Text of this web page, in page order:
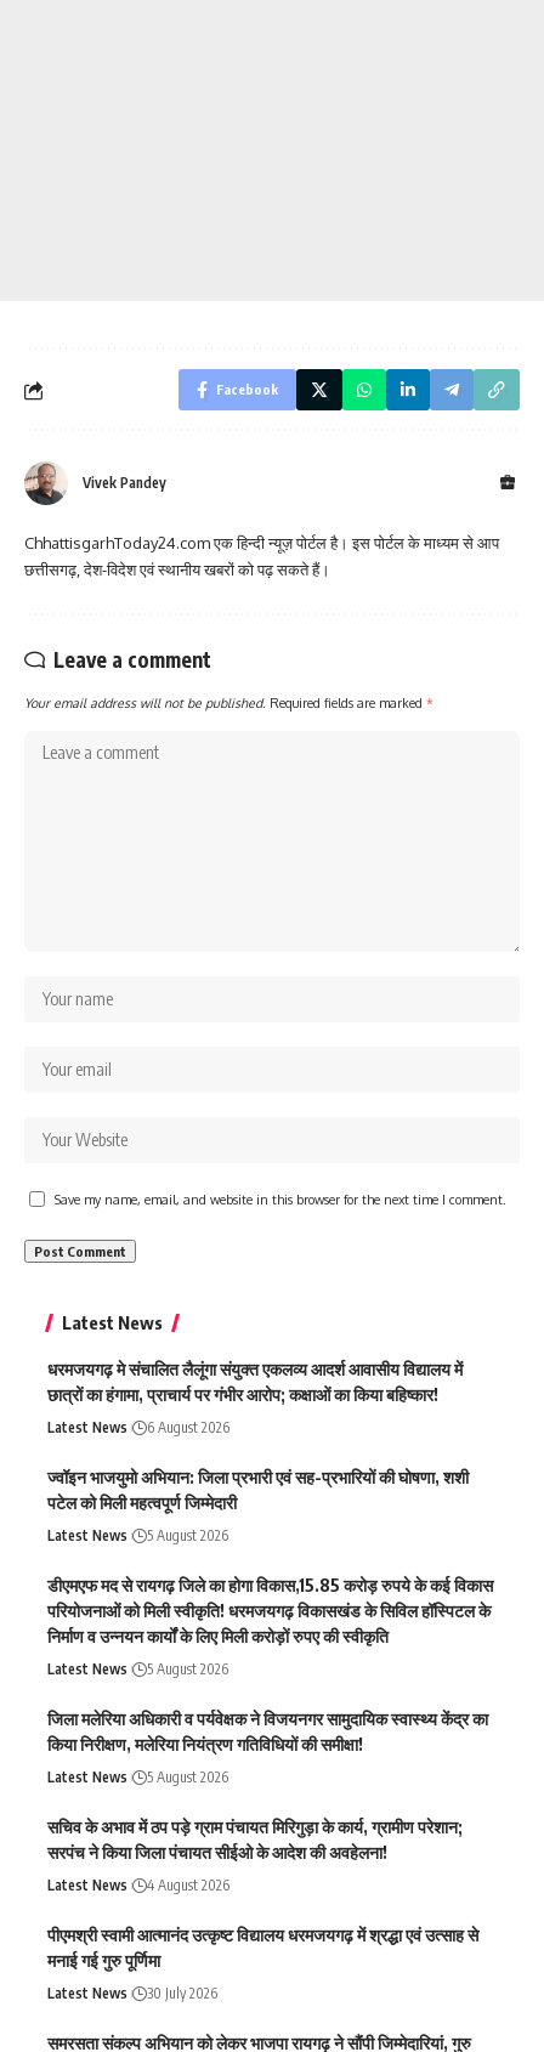
Facebook
Vivek Pandey
ChhattisgarhToday24.com एक हिन्दी न्यूज़ पोर्टल है। इस पोर्टल के माध्यम से आप
छत्तीसगढ़, देश-विदेश एवं स्थानीय खबरों को पढ़ सकते हैं।
Leave a comment
Your email address will not be published. Required fields are marked *
Save my name, email, and website in this browser for the next time I comment.
Latest News
धरमजयगढ़ मे संचालित लैलूंगा संयुक्त एकलव्य आदर्श आवासीय विद्यालय में
छात्रों का हंगामा, प्राचार्य पर गंभीर आरोप; कक्षाओं का किया बहिष्कार!
Latest News 6 August 2026
ज्वॉइन भाजयुमो अभियान: जिला प्रभारी एवं सह-प्रभारियों की घोषणा, शशी
पटेल को मिली महत्वपूर्ण जिम्मेदारी
Latest News 5 August 2026
डीएमएफ मद से रायगढ़ जिले का होगा विकास,15.85 करोड़ रुपये के कई विकास
परियोजनाओं को मिली स्वीकृति! धरमजयगढ़ विकासखंड के सिविल हॉस्पिटल के
निर्माण व उन्नयन कार्यों के लिए मिली करोड़ों रुपए की स्वीकृति
Latest News 5 August 2026
जिला मलेरिया अधिकारी व पर्यवेक्षक ने विजयनगर सामुदायिक स्वास्थ्य केंद्र का
किया निरीक्षण, मलेरिया नियंत्रण गतिविधियों की समीक्षा!
Latest News 5 August 2026
सचिव के अभाव में ठप पड़े ग्राम पंचायत मिरिगुड़ा के कार्य, ग्रामीण परेशान;
सरपंच ने किया जिला पंचायत सीईओ के आदेश की अवहेलना!
Latest News 4 August 2026
पीएमश्री स्वामी आत्मानंद उत्कृष्ट विद्यालय धरमजयगढ़ में श्रद्धा एवं उत्साह से
मनाई गई गुरु पूर्णिमा
Latest News 30 July 2026
समरसता संकल्प अभियान को लेकर भाजपा रायगढ़ ने सौंपी जिम्मेदारियां, गुरु